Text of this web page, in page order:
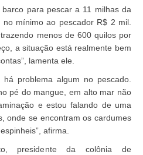
para pescar a 11 milhas da
mínimo ao pescador R$ 2 mil.
menos de 600 quilos por
a situação está realmente bem
lamenta ele.
problema algum no pescado.
pé do mangue, em alto mar não
e estou falando de uma
onde se encontram os cardumes
afirma.
presidente da colônia de